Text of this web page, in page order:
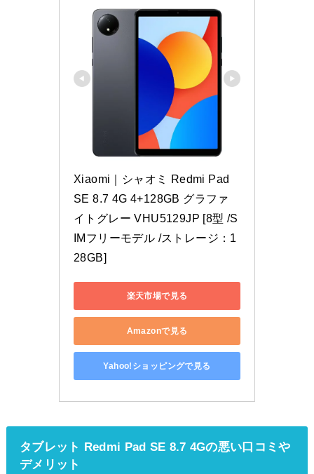
Xiaomi｜シャオミ Redmi Pad
SE 8.7 4G 4+128GB グラファ
イトグレー VHU5129JP [8型 /S
IMフリーモデル /ストレージ：1
28GB]
楽天市場で見る
Amazonで見る
Yahoo!ショッピングで見る
タブレット Redmi Pad SE 8.7 4Gの悪い口コミや
デメリット